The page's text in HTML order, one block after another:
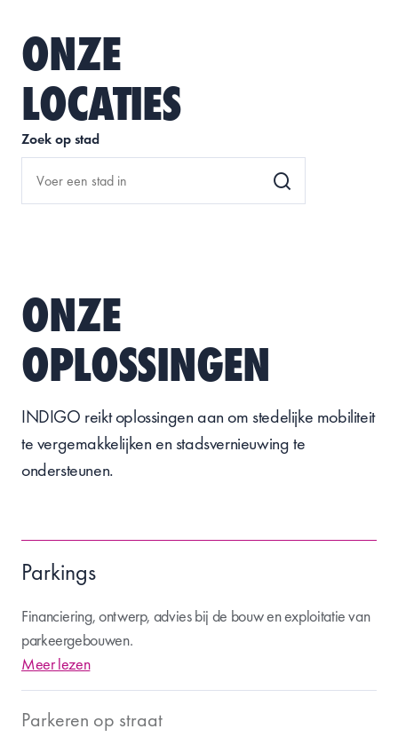
ONZE
LOCATIES
Zoek op stad
ONZE
OPLOSSINGEN
INDIGO reikt oplossingen aan om stedelijke mobiliteit
te vergemakkelijken en stadsvernieuwing te
ondersteunen.
Parkings
Financiering, ontwerp, advies bij de bouw en exploitatie van
parkeergebouwen.
Meer lezen
Parkeren op straat